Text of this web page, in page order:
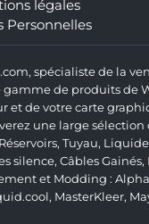
légales
Personnelles
spécialiste de la
gamme de produits de
et de votre carte
une large
Réservoirs, Tuyau,
silence, Câbles Gainés,
et Modding :
, MasterKleer,